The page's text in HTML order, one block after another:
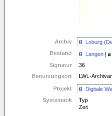
Archiv
Loburg
Bestand
Langen |
Signatur
36
Benutzungsort
LWL-
Projekt
Digitale
Systematik
Typ
Zeit